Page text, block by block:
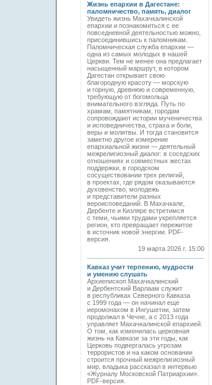
Жизнь епархии в Дагестане:
паломничество, память, диалог
Увидеть жизнь Махачкалинской
епархии и познакомиться с ее
повседневной деятельностью можно,
присоединившись к паломникам.
Паломническая служба епархии —
одна из самых молодых в нашей
Церкви. Тем не менее она предлагает
насыщенный маршрут, в котором
Дагестан открывает свою
благородную красоту — морскую
и горную, древнюю и современную,
требующую от богомольца
внимательного взгляда. Путь по
храмам, памятникам, городам
сопровождают истории мученичества
и исповедничества, страха и боли,
веры и молитвы. И тогда становится
заметно другое измерение
епархиальной жизни — деятельный
межрелигиозный диалог: в соседских
отношениях и совместных жестах
поддержки, в городском
сосуществовании трех религий,
в проектах, где рядом оказываются
духовенство, молодежь
и представители разных
вероисповеданий. В Махачкале,
Дербенте и Кизляре встретимся
с теми, чьими трудами укрепляется
регион, кто превращает пережитое
в источник новой энергии. PDF-
версия.
19 марта 2026 г. 15:00
Кавказ учит терпению, мудрости
и умению слушать
Архиепископ Махачкалинский
и Дербентский Варлаам служит
в республиках Северного Кавказа
с 1999 года — он начинал еще
иеромонахом в Ингушетии, затем
продолжал в Чечне, а с 2013 года
управляет Махачкалинской епархией.
О том, как изменилась церковная
жизнь на Кавказе за эти годы, как
Церковь подвергалась угрозам
террористов и на каком основании
строится прочный межрелигиозный
мир, владыка рассказал в интервью
«Журналу Московской Патриархии».
PDF-версия.